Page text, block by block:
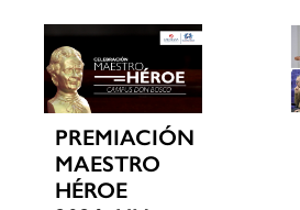
PREMIACIÓN
MAESTRO
HÉROE